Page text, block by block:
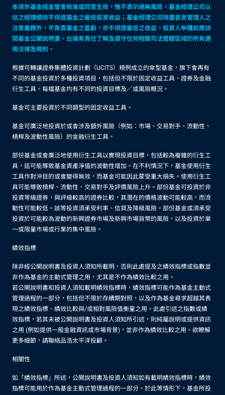
本境外基金經金管會核准或同意生效，惟不表示絕無風險。基金經理公司以
往之經理績效不保證基金之最低投資收益；基金經理公司除盡善良管理人之
注意義務外，不負責基金之盈虧，亦不保證最低之收益，投資人申購前應詳
閱基金公開說明書。台端有責任了解及遵守任何相關司法管轄區域的所有適
用法律及規則。
根據可轉讓證券集體投資計劃（UCITS）規例成立的傘型基金，旗下會再有
不同的基金投資於多種投資項目，包括但不限於固定收益工具、證券及金融
衍生工具。每檔基金均有不同的投資目標及／或風險概況。
基金可主要投資於不同類型的固定收益工具。
基金可廣泛地投資於或會涉及額外風險（例如：市場、交易對手、流動性、
槓桿及波動性風險）的金融衍生工具。
部份基金或會廣泛地使用衍生工具以實現投資目標，包括較為複雜的衍生工
具，這可能導致基金資產淨值的波動性增加。在不利情況下，基金使用衍生
工具作對沖目的或會變得無效，而基金可能因此蒙受重大損失。使用衍生工
具可能導致槓桿、流動性、交易對手及評價風險上升。部份基金可投資於非
投資等級證券，與評級較高的證券比較，其潛在的價格波動可能較高，而流
動性可能較低。該等投資須承受利率、信貸及降級風險。部份基金或須承受
投資於可能較為波動的新興證券市場及新興市場貨幣的風險，以及投資於單
一或限量市場或行業的集中風險。
績效指標
除非經公開說明書及投資人須知所載明，否則此處提及之績效指標或指數並
非作為基金的主動式管理之用，尤其是不作為績效比較之用。
若公開說明書和投資人須知載明績效指標時，績效指標可能作為基金主動式
管理過程的一部分，包括但不限於存續期對照，以及作為基金尋求超越其表
現之績效指標、績效比較與/或相對風險值衡量之用。此處引述之指數或績
效指標，若其未被公開說明書及投資人須知所引述，則純屬說明或提供資訊
之用 (例如提供一般金融資訊或市場背景)，並非作為績效比較之用。欲瞭解
更多細節，請聯絡品浩太平洋投顧。
相關性
如「績效指標」所述，公開說明書及投資人須知如有載明績效指標時，績效
指標可能用於作為基金主動式管理過程的一部分。於此等情形下，基金所投